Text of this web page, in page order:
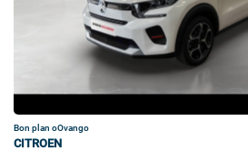
Bon plan oOvango
CITROEN